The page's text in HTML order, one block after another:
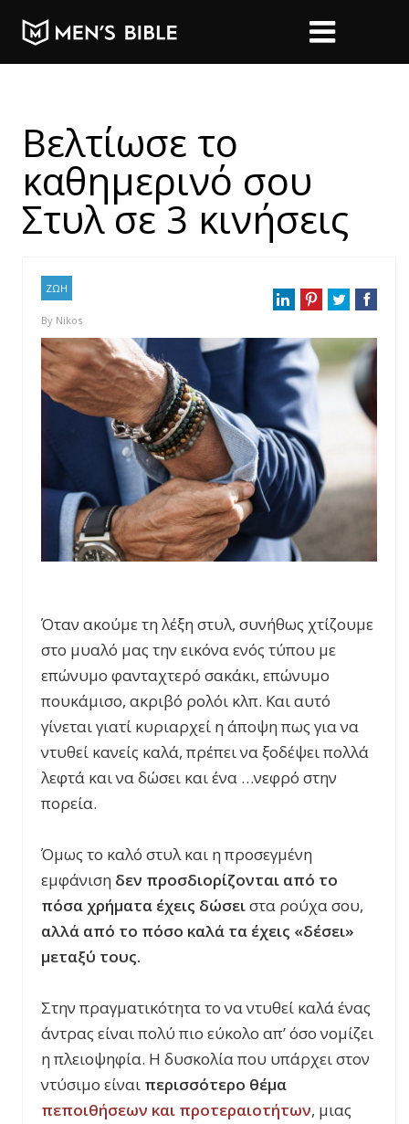
Βελτίωσε το
καθημερινό σου
Στυλ σε 3 κινήσεις
ΖΩΗ
By Nikos
Όταν ακούμε τη λέξη στυλ, συνήθως χτίζουμε
στο μυαλό μας την εικόνα ενός τύπου με
επώνυμο φανταχτερό σακάκι, επώνυμο
πουκάμισο, ακριβό ρολόι κλπ. Και αυτό
γίνεται γιατί κυριαρχεί η άποψη πως για να
ντυθεί κανείς καλά, πρέπει να ξοδέψει πολλά
λεφτά και να δώσει και ένα …νεφρό στην
πορεία.
Όμως το καλό στυλ και η προσεγμένη
εμφάνιση δεν προσδιορίζονται από το
πόσα χρήματα έχεις δώσειστα ρούχα σου,
αλλά από το πόσο καλά τα έχεις «δέσει»
μεταξύ τους.
Στην πραγματικότητα το να ντυθεί καλά ένας
άντρας είναι πολύ πιο εύκολο απ’ όσο νομίζει
η πλειοψηφία. Η δυσκολία που υπάρχει στον
ντύσιμο είναι περισσότερο θέμα
πεποιθήσεων και προτεραιοτήτων, μιας